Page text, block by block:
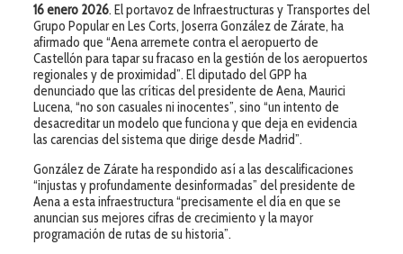
16 enero 2026. El portavoz de Infraestructuras y Transportes del
Grupo Popular en Les Corts, Joserra González de Zárate, ha
afirmado que “Aena arremete contra el aeropuerto de
Castellón para tapar su fracaso en la gestión de los aeropuertos
regionales y de proximidad”. El diputado del GPP ha
denunciado que las críticas del presidente de Aena, Maurici
Lucena, “no son casuales ni inocentes”, sino “un intento de
desacreditar un modelo que funciona y que deja en evidencia
las carencias del sistema que dirige desde Madrid”.
González de Zárate ha respondido así a las descalificaciones
“injustas y profundamente desinformadas” del presidente de
Aena a esta infraestructura “precisamente el día en que se
anuncian sus mejores cifras de crecimiento y la mayor
programación de rutas de su historia”.